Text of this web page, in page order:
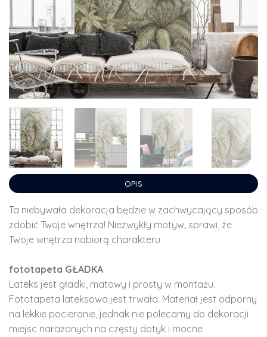
OPIS
Ta niebywała dekoracja będzie w zachwycający sposób
zdobić Twoje wnętrza! Niezwykły motyw, sprawi, że
Twoje wnętrza nabiorą charakteru
fototapeta GŁADKA
Lateks jest gładki, matowy i prosty w montażu.
Fototapeta lateksowa jest trwała. Materiał jest odporny
na lekkie pocieranie, jednak nie polecamy do dekoracji
miejsc narażonych na częsty dotyk i mocne